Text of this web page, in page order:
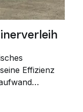
Effizienz
einen